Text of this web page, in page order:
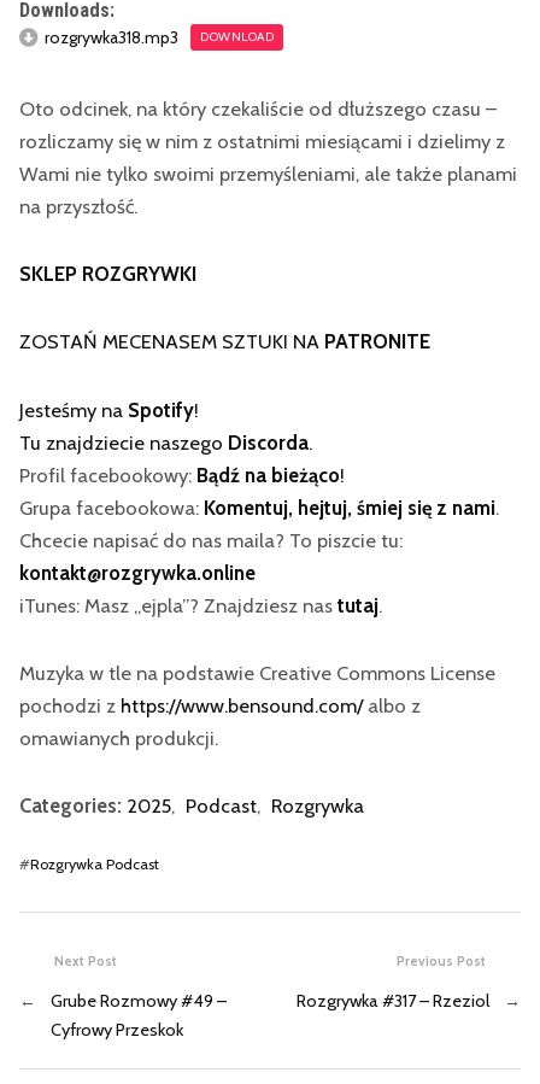
Downloads:
rozgrywka318.mp3 DOWNLOAD
Oto odcinek, na który czekaliście od dłuższego czasu –
rozliczamy się w nim z ostatnimi miesiącami i dzielimy z
Wami nie tylko swoimi przemyśleniami, ale także planami
na przyszłość.
SKLEP ROZGRYWKI
ZOSTAŃ MECENASEM SZTUKI NA PATRONITE
Jesteśmy na Spotify!
Tu znajdziecie naszego Discorda.
Profil facebookowy: Bądź na bieżąco!
Grupa facebookowa: Komentuj, hejtuj, śmiej się z nami.
Chcecie napisać do nas maila? To piszcie tu:
kontakt@rozgrywka.online
iTunes: Masz „ejpla”? Znajdziesz nastutaj.
Muzyka w tle na podstawie Creative Commons License
pochodzi z https://www.bensound.com/albo z
omawianych produkcji.
Categories: 2025, Podcast, Rozgrywka
#Rozgrywka Podcast
Previous Post
Rozgrywka #317 – Rzeziol →
Next Post
←
Grube Rozmowy #49 –
Cyfrowy Przeskok